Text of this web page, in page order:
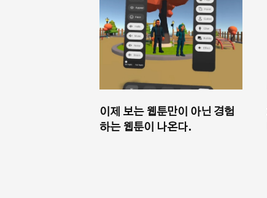
이제 보는 웹툰만이 아닌 경험
하는 웹툰이 나온다.